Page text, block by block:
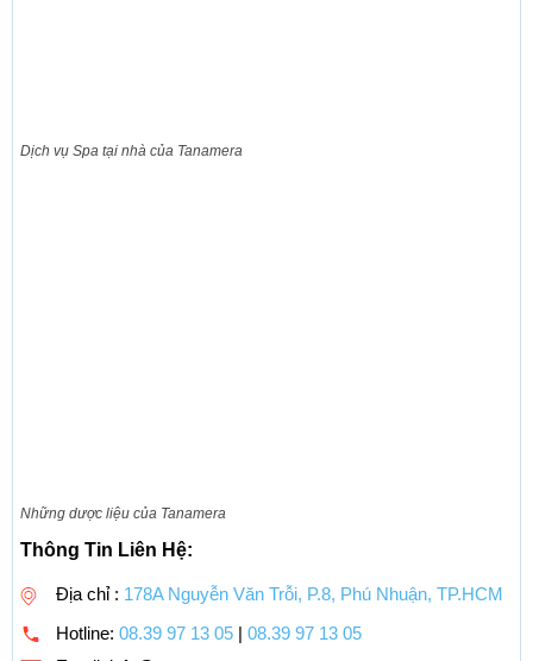
Dịch vụ Spa tại nhà của Tanamera
Những dược liệu của Tanamera
Thông Tin Liên Hệ:
Địa chỉ : 178A Nguyễn Văn Trỗi, P.8, Phú Nhuận, TP.HCM
Hotline: 08.39 97 13 05 | 08.39 97 13 05